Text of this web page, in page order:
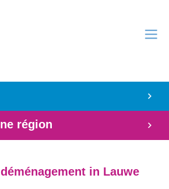
région
in Lauwe